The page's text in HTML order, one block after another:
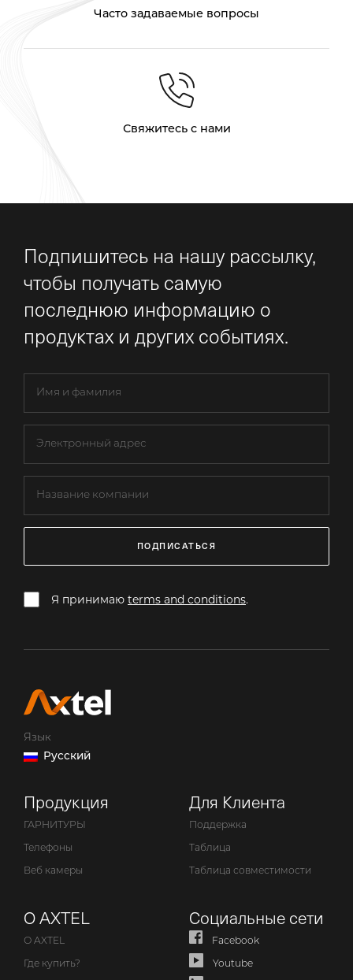
Часто задаваемые вопросы
Свяжитесь с нами
Подпишитесь на нашу рассылку,
чтобы получать самую
последнюю информацию о
продуктах и других событиях.
ПОДПИСАТЬСЯ
Я принимаю terms and conditions.
Язык
Русский
Продукция
ГАРНИТУРЫ
Телефоны
Веб камеры
Для Клиента
Поддержка
Таблица
Таблица совместимости
О AXTEL
О AXTEL
Где купить?
Социальные сети
Facebook
Youtube